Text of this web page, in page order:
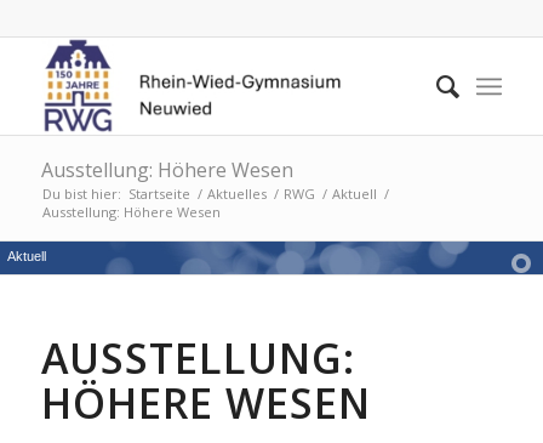
Ausstellung: Höhere Wesen
Du bist hier: Startseite / Aktuelles / RWG / Aktuell /
Ausstellung: Höhere Wesen
Aktuell
AUSSTELLUNG:
HÖHERE WESEN